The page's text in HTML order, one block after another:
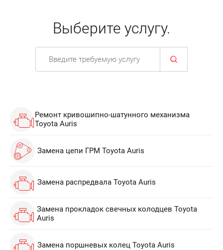
Выберите услугу.
Ремонт кривошипно-шатунного механизма
Toyota Auris
Замена цепи ГРМ Toyota Auris
Замена распредвала Toyota Auris
Замена прокладок свечных колодцев Toyota
Auris
Замена поршневых колец Toyota Auris